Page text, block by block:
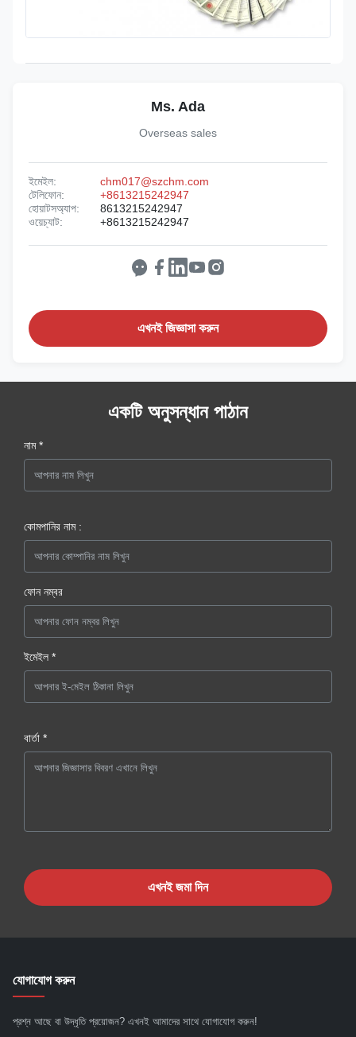
Ms. Ada
Overseas sales
ইমেইল:
chm017@szchm.com
টেলিফোন:
+8613215242947
হোয়াটসঅ্যাপ:
8613215242947
ওয়েচ্যাট:
+8613215242947
এখনই জিজ্ঞাসা করুন
একটি অনুসন্ধান পাঠান
নাম *
কোমপানির নাম :
ফোন নম্বর
ইমেইল *
বার্তা *
এখনই জমা দিন
যোগাযোগ করুন
প্রশ্ন আছে বা উদ্ধৃতি প্রয়োজন? এখনই আমাদের সাথে যোগাযোগ করুন!